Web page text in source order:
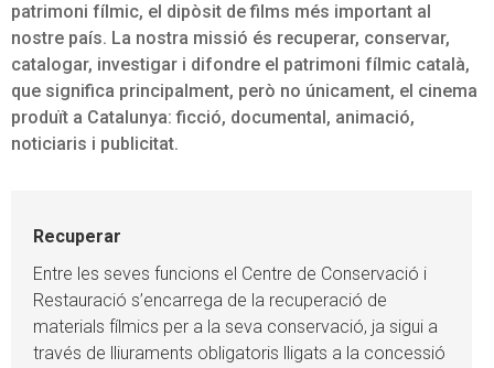
patrimoni fílmic, el dipòsit de films més important al
nostre país. La nostra missió és recuperar, conservar,
catalogar, investigar i difondre el patrimoni fílmic català,
que significa principalment, però no únicament, el cinema
produït a Catalunya: ficció, documental, animació,
noticiaris i publicitat.
Recuperar
Entre les seves funcions el Centre de Conservació i
Restauració s’encarrega de la recuperació de
materials fílmics per a la seva conservació, ja sigui a
través de lliuraments obligatoris lligats a la concessió